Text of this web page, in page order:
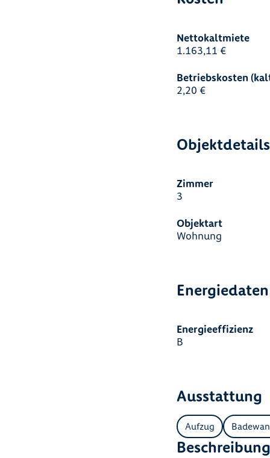
Nettokaltmiete
1.163,11 €
Betriebskosten
2,20 €
Objektdetails
Zimmer
3
Objektart
Wohnung
Energiedaten
Energieeffizienz
B
Ausstattung
Aufzug